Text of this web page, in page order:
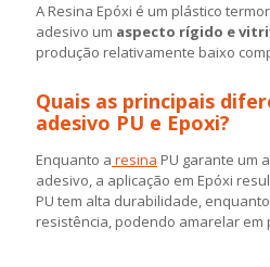
A Resina Epóxi é um plástico
adesivo um aspecto rígido e
produção relativamente baixo
Quais as principais
adesivo PU e Epoxi?
Enquanto a resina PU garante um
adesivo, a aplicação em Epóxi
PU tem alta durabilidade,
resistência, podendo amarelar em